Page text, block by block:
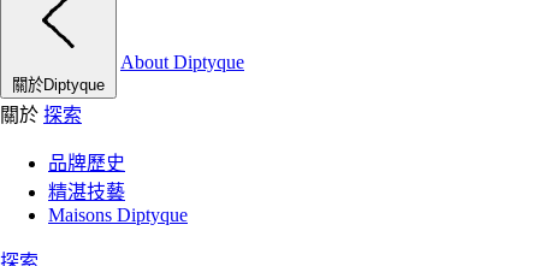
關於Diptyque
About Diptyque
關於 探索
品牌歷史
精湛技藝
Maisons Diptyque
探索